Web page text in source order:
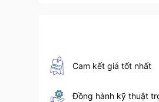
Cam kết giá tốt nhất
Đồng hành kỹ thuật